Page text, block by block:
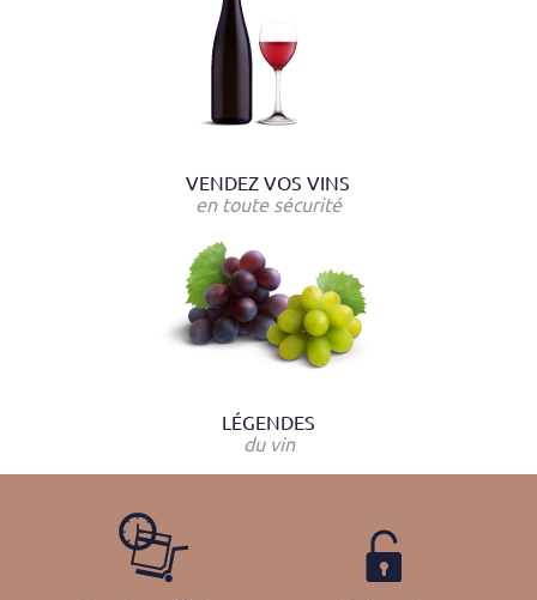
VENDEZ VOS VINS
en toute sécurité
LÉGENDES
du vin